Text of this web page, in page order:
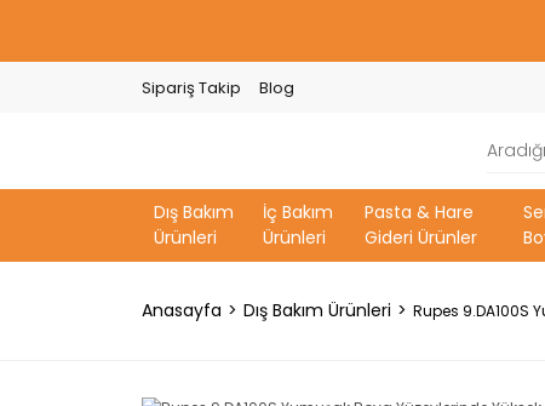
Sipariş Takip Blog
Dış Bakım
Ürünleri
İç Bakım
Ürünleri
Pasta & Hare
Gideri Ürünler
Anasayfa Dış Bakım Ürünleri Rupes 9.DA100S